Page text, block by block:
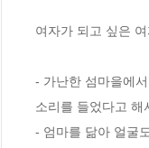
여자가 되고 싶은
- 가난한 섬마을에
소리를 들었다고 해
- 엄마를 닮아 얼굴